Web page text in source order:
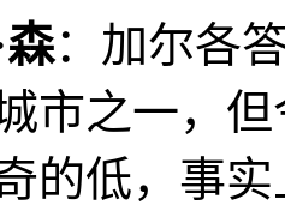
森：加尔各
市之一，
的低，事